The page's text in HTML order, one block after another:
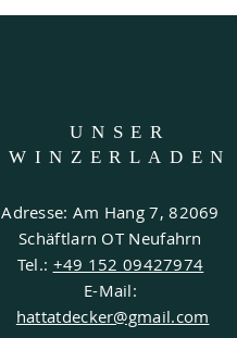
UNSER
WINZERLADEN
Adresse: Am Hang 7, 82069
Schäftlarn OT Neufahrn
Tel.: +49 152 09427974
E-Mail:
hattatdecker@gmail.com